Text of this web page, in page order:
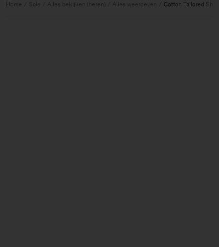
Home Sale Alles bekijken (heren) Alles weergeven Cotton Tailored